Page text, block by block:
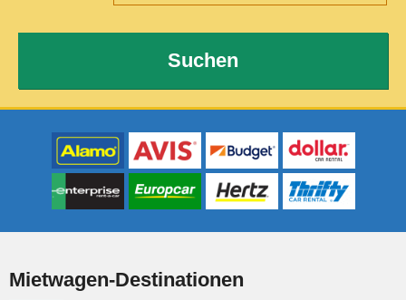
Suchen
Mietwagen-Destinationen